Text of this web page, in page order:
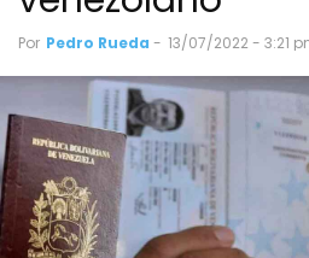
Por Pedro Rueda - 13/07/2022 - 3:21